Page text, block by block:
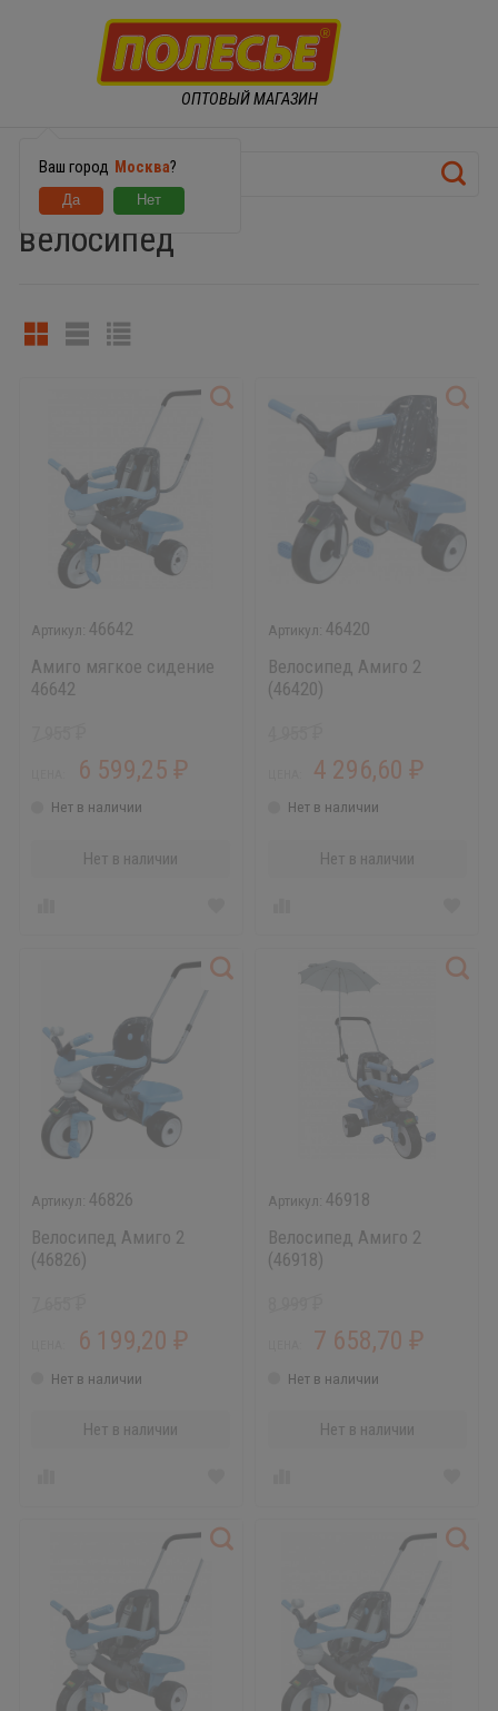
ОПТОВЫЙ МАГАЗИН
Ваш город Москва?
велосипед
46642
Амиго мягкое сидение
46642
6 599,25 ₽
Нет в наличии
Нет в наличии
46420
Велосипед Амиго 2
(46420)
4 296,60₽
Нет в наличии
Нет в наличии
46826
Велосипед Амиго 2
(46826)
6 199,20 ₽
Нет в наличии
Нет в наличии
46918
Велосипед Амиго 2
(46918)
7 658,70₽
Нет в наличии
Нет в наличии